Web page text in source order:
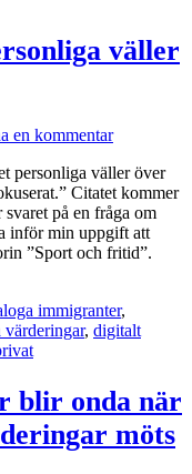
väller
en kommentar
personliga väller över
Citatet kommer
på en fråga om
inför min uppgift att
”Sport och fritid”.
immigranter,
värderingar, digitalt
blir onda när
möts